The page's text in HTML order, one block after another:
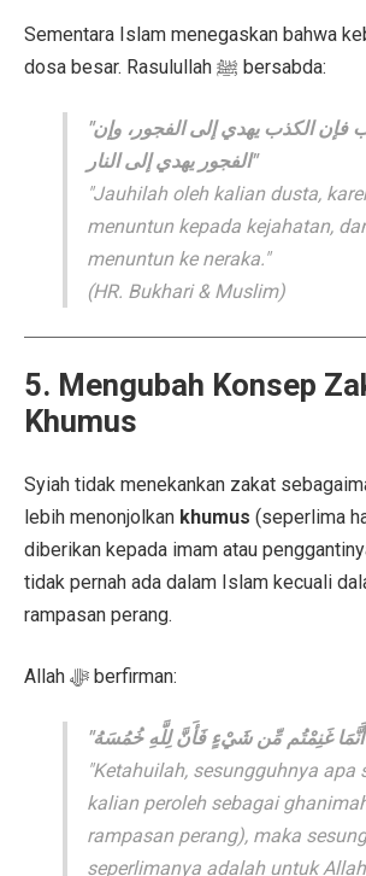
Sementara Islam menegaskan bahwa
dosa besar. Rasulullah ﷺ bersabda:
"إياكم والكذب فإن الكذب يهدي إلى الفجور، وإن
الفجور يهدي إلى النار"
"Jauhilah oleh kalian dusta,
menuntun kepada kejahatan,
menuntun ke neraka."
(HR. Bukhari & Muslim)
5. Mengubah Konsep
Khumus
Syiah tidak menekankan zakat
lebih menonjolkan khumus (seperlima
diberikan kepada imam atau
tidak pernah ada dalam Islam kecuali
rampasan perang.
Allah ﷻ berfirman:
"Ketahuilah, sesungguhnya apa
kalian peroleh sebagai
rampasan perang), maka
seperlimanya adalah untuk